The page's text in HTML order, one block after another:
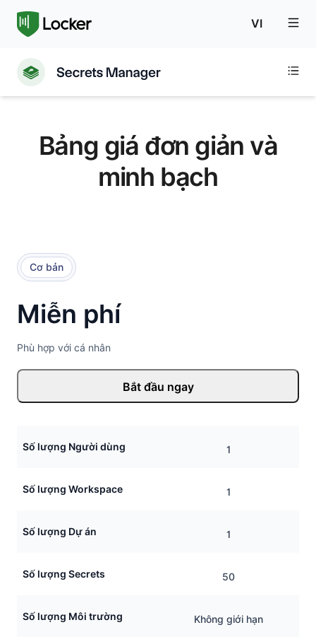
VI
Bảng giá đơn giản và
minh bạch
Cơ bản
Miễn phí
Phù hợp với cá nhân
Bắt đầu ngay
Số lượng Người dùng 1
Số lượng Workspace 1
Số lượng Dự án 1
Số lượng Secrets 50
Số lượng Môi trường Không giới hạn